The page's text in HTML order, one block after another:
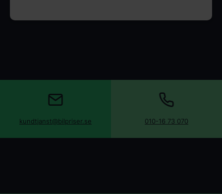
kundtjanst@bilpriser.se 010-16 73 070